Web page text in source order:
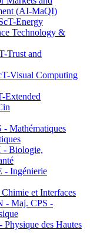
(AI-MaQI)
Energy
Technology &
Trust and
Visual Computing
Extended
Mathématiques
Biologie,
Ingénierie
et Interfaces
- Maj. CPS -
des Hautes